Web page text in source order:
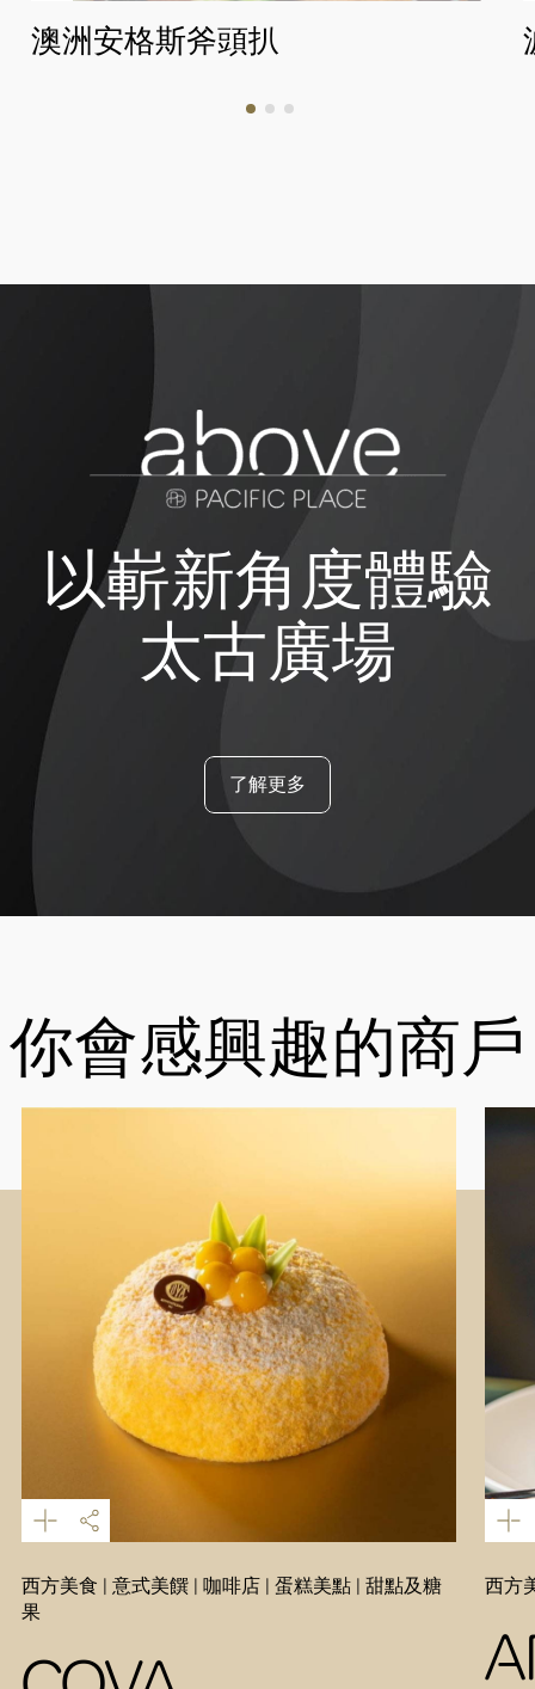
澳洲安格斯斧頭扒
以嶄新角度體驗
太古廣場
了解更多
你會感興趣的商戶
西方美食 | 意式美饌 | 咖啡店 | 蛋糕美點 | 甜點及糖
果
西方